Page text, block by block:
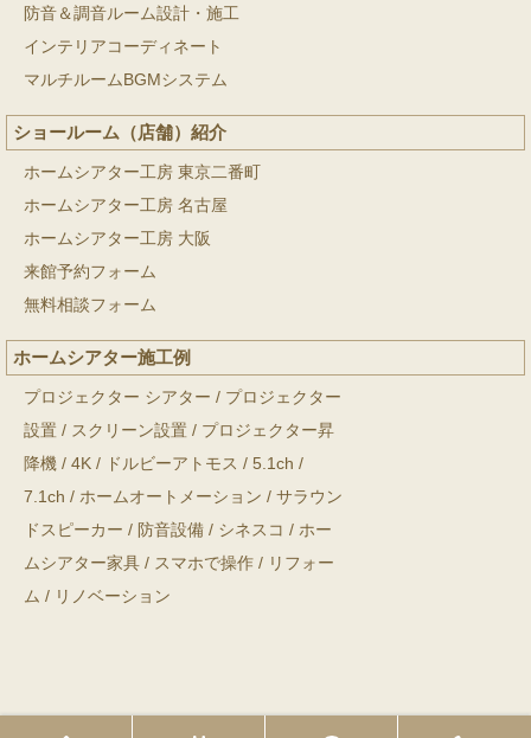
防音＆調音ルーム設計・施工
インテリアコーディネート
マルチルームBGMシステム
ショールーム（店舗）紹介
ホームシアター工房 東京二番町
ホームシアター工房 名古屋
ホームシアター工房 大阪
来館予約フォーム
無料相談フォーム
ホームシアター施工例
プロジェクター シアター / プロジェクター
設置 / スクリーン設置 / プロジェクター昇
降機 / 4K / ドルビーアトモス / 5.1ch /
7.1ch / ホームオートメーション / サラウン
ドスピーカー / 防音設備 / シネスコ / ホー
ムシアター家具 / スマホで操作 / リフォー
ム / リノベーション